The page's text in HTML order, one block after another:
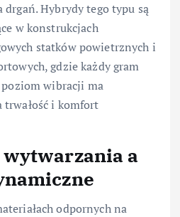
Hybrydy tego typu są
w konstrukcjach
statków powietrznych i
gdzie każdy gram
wibracji ma
trwałość i komfort
a
odpornych na